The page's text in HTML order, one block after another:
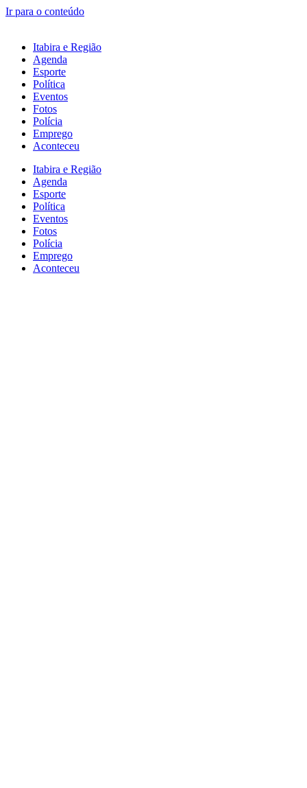
Ir para o conteúdo
Itabira e Região
Agenda
Esporte
Política
Eventos
Fotos
Polícia
Emprego
Aconteceu
Itabira e Região
Agenda
Esporte
Política
Eventos
Fotos
Polícia
Emprego
Aconteceu